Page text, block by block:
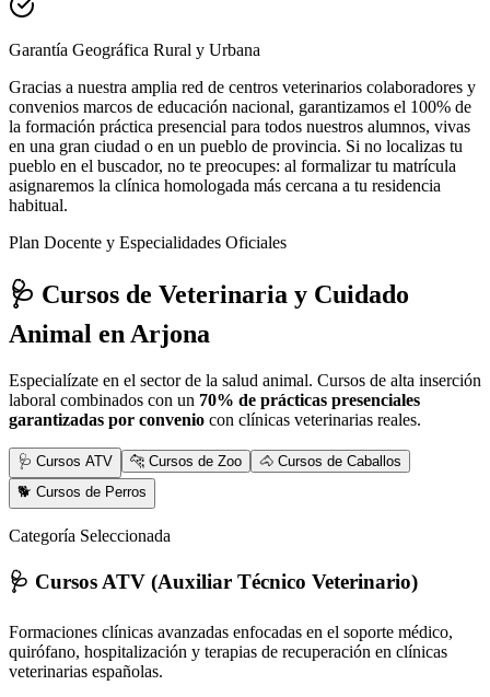
Garantía Geográfica Rural y Urbana
Gracias a nuestra amplia red de centros veterinarios colaboradores y
convenios marcos de educación nacional, garantizamos el 100% de
la formación práctica presencial para todos nuestros alumnos, vivas
en una gran ciudad o en un pueblo de provincia. Si no localizas tu
pueblo en el buscador, no te preocupes: al formalizar tu matrícula
asignaremos la clínica homologada más cercana a tu residencia
habitual.
Plan Docente y Especialidades Oficiales
🩺 Cursos de Veterinaria y Cuidado
Animal en Arjona
Especialízate en el sector de la salud animal. Cursos de alta inserción
laboral combinados con un 70% de prácticas presenciales
garantizadas por convenio con clínicas veterinarias reales.
🩺 Cursos ATV 🐆 Cursos de Zoo
🐴 Cursos de Caballos
🐕 Cursos de Perros
Categoría Seleccionada
🩺 Cursos ATV (Auxiliar Técnico Veterinario)
Formaciones clínicas avanzadas enfocadas en el soporte médico,
quirófano, hospitalización y terapias de recuperación en clínicas
veterinarias españolas.